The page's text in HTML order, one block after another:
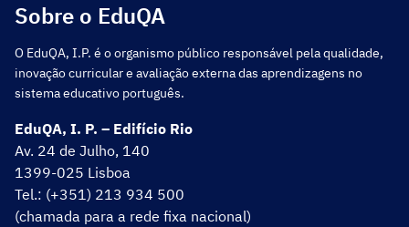
Sobre o EduQA
O EduQA, I.P. é o organismo público responsável pela qualidade,
inovação curricular e avaliação externa das aprendizagens no
sistema educativo português.
EduQA, I. P. – Edifício Rio
Av. 24 de Julho, 140
1399-025 Lisboa
Tel.: (+351) 213 934 500
(chamada para a rede fixa nacional)